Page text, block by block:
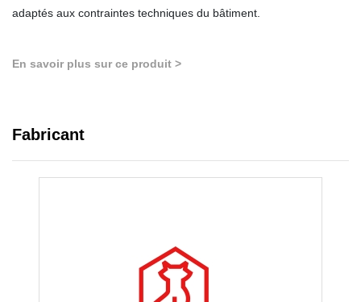
adaptés aux contraintes techniques du bâtiment.
En savoir plus sur ce produit >
Fabricant